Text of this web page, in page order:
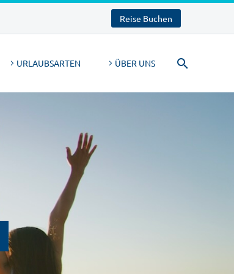
Reise Buchen
URLAUBSARTEN ÜBER UNS